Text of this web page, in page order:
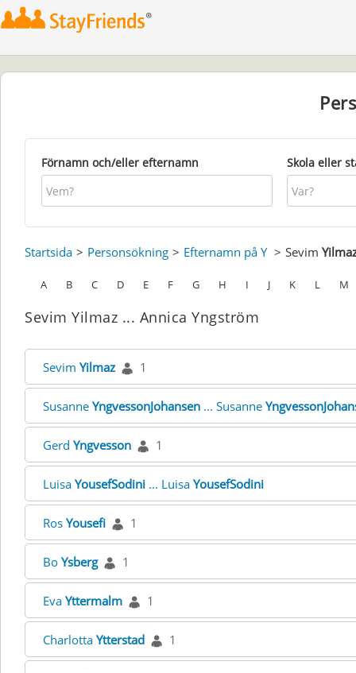
Förnamn och/eller efternamn Skola eller
Startsida Personsökning Efternamn på Y Sevim
A B C D E F G H I J K L M
Sevim Yilmaz ... Annica Yngström
Sevim Yilmaz 1
Susanne YngvessonJohansen ... Susanne
Gerd Yngvesson 1
Luisa YousefSodini ... Luisa YousefSodini
Ros Yousefi 1
Bo Ysberg 1
Eva Yttermalm 1
Charlotta Ytterstad 1